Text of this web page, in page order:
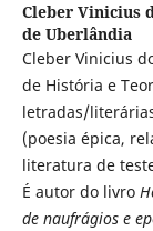
Cleber Vinicius
de Uberlândia
Cleber Vinicius
de História e
letradas/
(poesia épica,
literatura de
É autor do livro
de naufrágios e